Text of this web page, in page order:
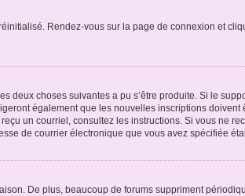
Rendez-vous sur la page de connexion et
deux choses suivantes a pu s’être produite. Si le
également que les nouvelles inscriptions
un courriel, consultez les instructions. Si vous ne
de courrier électronique que vous avez spécifiée
De plus, beaucoup de forums suppriment